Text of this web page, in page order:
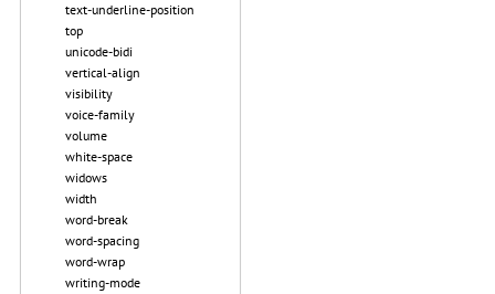
text-underline-position
top
unicode-bidi
vertical-align
visibility
voice-family
volume
white-space
widows
width
word-break
word-spacing
word-wrap
writing-mode